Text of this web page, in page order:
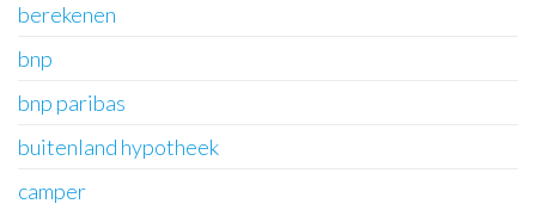
berekenen
bnp
bnp paribas
buitenland hypotheek
camper